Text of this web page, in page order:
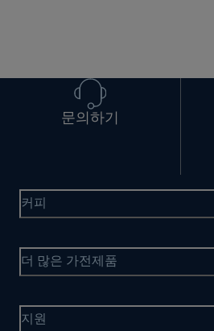
문의하기
커피
더 많은 가전제품
지원